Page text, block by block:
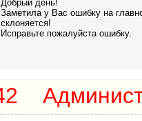
Добрый день!
Заметила у Вас ошибку на
склоняется!
Исправьте пожалуйста ошибку.